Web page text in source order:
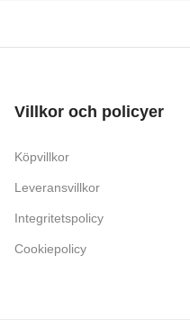
Villkor och policyer
Köpvillkor
Leveransvillkor
Integritetspolicy
Cookiepolicy